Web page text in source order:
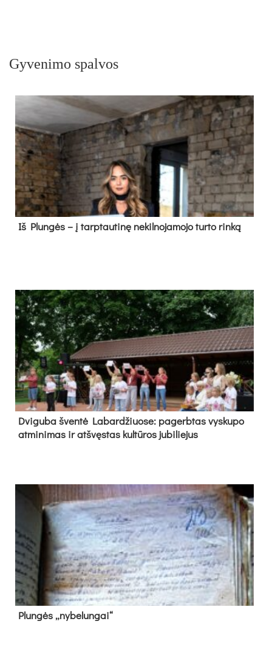
Gyvenimo spalvos
Iš Plungės – į tarptautinę nekilnojamojo turto rinką
Dvi­gu­ba šven­tė La­bar­džiuo­se: pa­gerb­tas vys­ku­po
at­mi­ni­mas ir at­švęs­tas kul­tū­ros ju­bi­lie­jus
Plun­gės „ny­be­lun­gai“